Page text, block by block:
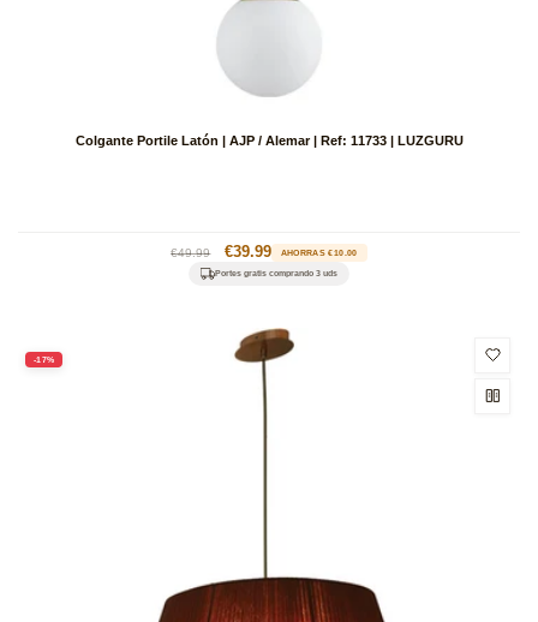
Colgante Portile Latón | AJP / Alemar | Ref: 11733 | LUZGURU
Precio
habitual
€49.99
Precio
de
€39.99 AHORRAS €10.00
Portes gratis comprando 3 uds
-17%